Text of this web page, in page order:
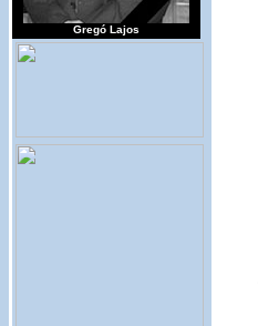
Gregó Lajos